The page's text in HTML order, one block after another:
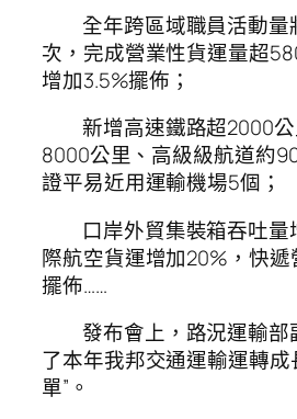
全年跨區域職員活動量
次，完成營業性貨運量超
增加3.5%擺佈；
新增高速鐵路超2000
8000公里、高級級航道約
證平易近用運輸機場5個；
口岸外貿集裝箱吞吐量
際航空貨運增加20%，快遞
擺佈……
發布會上，路況運輸部
了本年我邦交通運輸運轉成
單”。